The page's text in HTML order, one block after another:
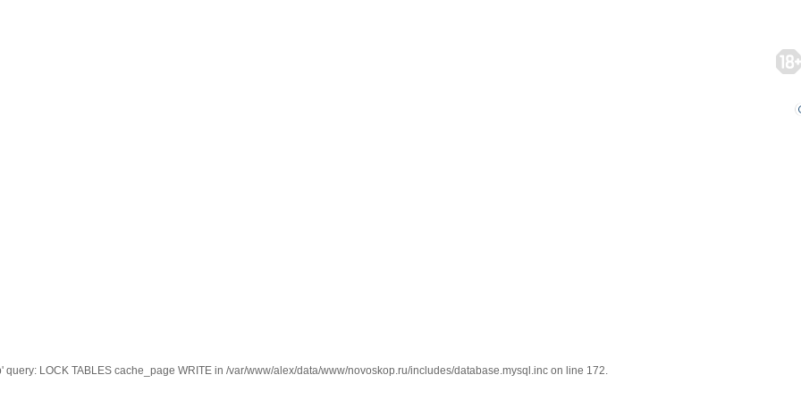
LOCK TABLES cache_page WRITE in /var/www/alex/data/www/novoskop.ru/includes/database.mysql.inc on line 172.